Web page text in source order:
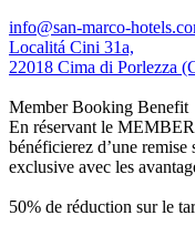
info@san-marco-
Localitá Cini 31a,
22018 Cima di Porlezza
Member Booking Benefit
En réservant le
bénéficierez d’une
exclusive avec les
50% de réduction sur le